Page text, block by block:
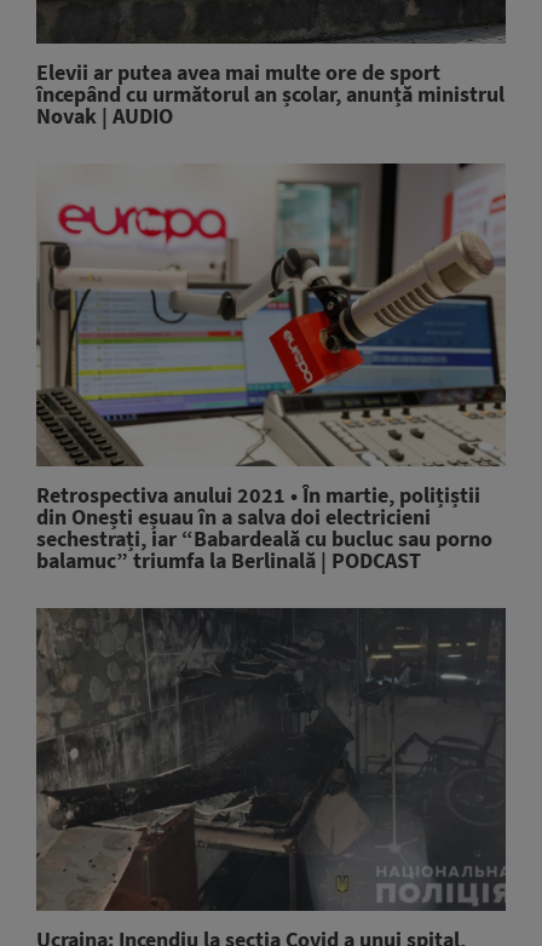
Elevii ar putea avea mai multe ore de sport
începând cu următorul an școlar, anunță ministrul
Novak | AUDIO
Retrospectiva anului 2021 • În martie, polițiștii
din Onești eșuau în a salva doi electricieni
sechestrați, iar “Babardeală cu bucluc sau porno
balamuc” triumfa la Berlinală | PODCAST
Ucraina: Incendiu la secția Covid a unui spital,